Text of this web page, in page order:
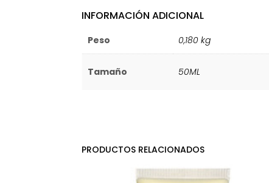
INFORMACIÓN ADICIONAL
Peso 0,180 kg
Tamaño 50ML
PRODUCTOS RELACIONADOS